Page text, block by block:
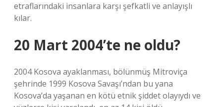
etraflarındaki insanlara karşı şefkatli ve anlayışlı
kılar.
20 Mart 2004’te ne oldu?
2004 Kosova ayaklanması, bölünmüş Mitroviça
şehrinde 1999 Kosova Savaşı’ndan bu yana
Kosova’da yaşanan en kötü etnik şiddet olayıydı ve